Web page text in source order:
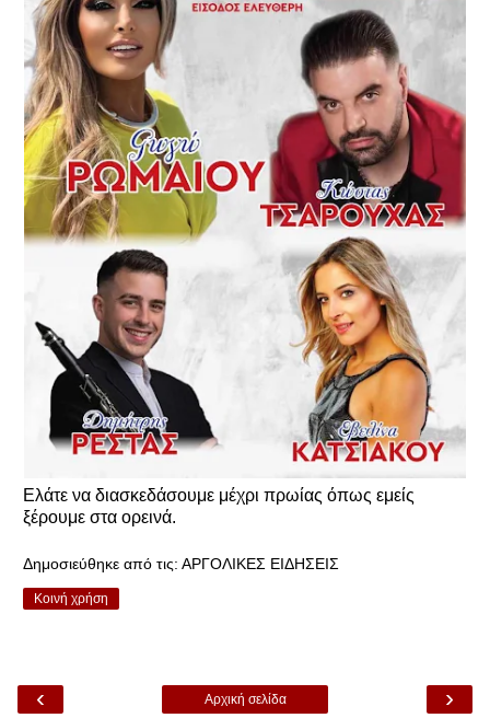
Ελάτε να διασκεδάσουμε μέχρι πρωίας όπως εμείς
ξέρουμε στα ορεινά.
Δημοσιεύθηκε από τις: ΑΡΓΟΛΙΚΕΣ ΕΙΔΗΣΕΙΣ
Κοινή χρήση
‹ ›
Αρχική σελίδα